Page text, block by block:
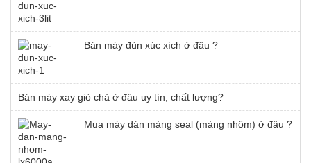
Bán máy đùn xúc xích ở đâu ?
Bán máy xay giò chả ở đâu uy tín, chất lượng?
Mua máy dán màng seal (màng nhôm) ở đâu ?